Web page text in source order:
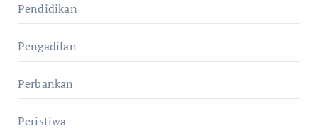
Pendidikan
Pengadilan
Perbankan
Peristiwa